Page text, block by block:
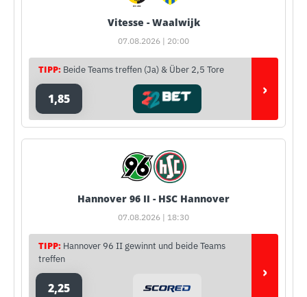
Vitesse - Waalwijk
07.08.2026 | 20:00
TIPP: Beide Teams treffen (Ja) & Über 2,5 Tore
1,85 ›
Hannover 96 II - HSC Hannover
07.08.2026 | 18:30
TIPP: Hannover 96 II gewinnt und beide Teams
treffen
2,25
›